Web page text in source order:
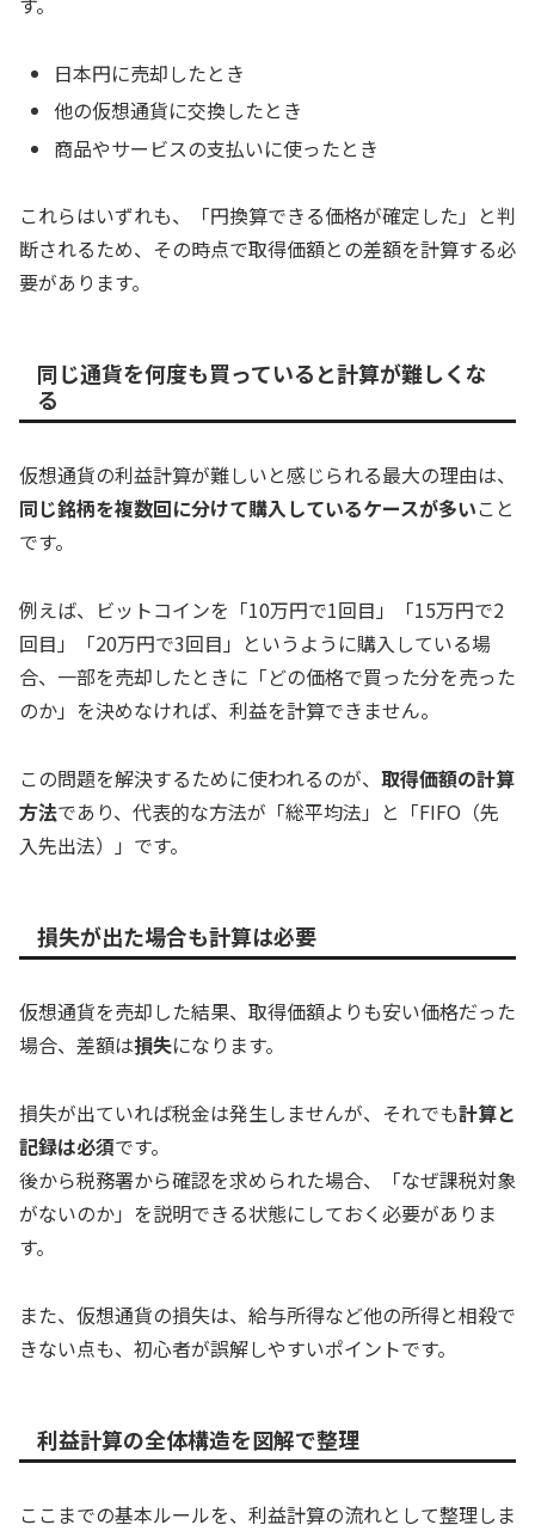
日本円に売却したとき
他の仮想通貨に交換したとき
商品やサービスの支払いに使ったとき
これらはいずれも、「円換算できる価格が確定した」と判
断されるため、その時点で取得価額との差額を計算する必
要があります。
同じ通貨を何度も買っていると計算が難しくな
る
仮想通貨の利益計算が難しいと感じられる最大の理由は、
同じ銘柄を複数回に分けて購入しているケースが多いこと
です。
例えば、ビットコインを「10万円で1回目」「15万円で2
回目」「20万円で3回目」というように購入している場
合、一部を売却したときに「どの価格で買った分を売った
のか」を決めなければ、利益を計算できません。
この問題を解決するために使われるのが、 取得価額の計算
方法であり、代表的な方法が「総平均法」と「FIFO（先
入先出法）」です。
損失が出た場合も計算は必要
仮想通貨を売却した結果、取得価額よりも安い価格だった
場合、差額は損失になります。
損失が出ていれば税金は発生しませんが、それでも計算と
記録は必須です。
後から税務署から確認を求められた場合、「なぜ課税対象
がないのか」を説明できる状態にしておく必要がありま
す。
また、仮想通貨の損失は、給与所得など他の所得と相殺で
きない点も、初心者が誤解しやすいポイントです。
利益計算の全体構造を図解で整理
ここまでの基本ルールを、利益計算の流れとして整理しま